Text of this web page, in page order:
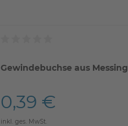
Gewindebuchse aus Messing
0,39 €
inkl. ges. MwSt.